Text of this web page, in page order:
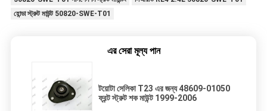
হোন্ডা স্ট্রুট মাউন্ট 50820-SWE-T01
এর সেরা মূল্য পান
টয়োটা সেলিকা T23 এর জন্য 48609-01050
ফ্রন্ট স্ট্রুট শক মাউন্ট 1999-2006